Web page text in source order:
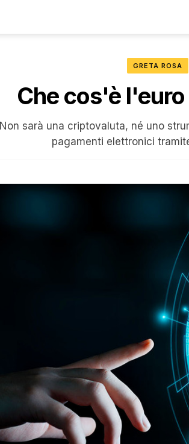
GRETA ROSA
Che cos'è
Non sarà una criptovaluta, né uno
pagamenti elettronici